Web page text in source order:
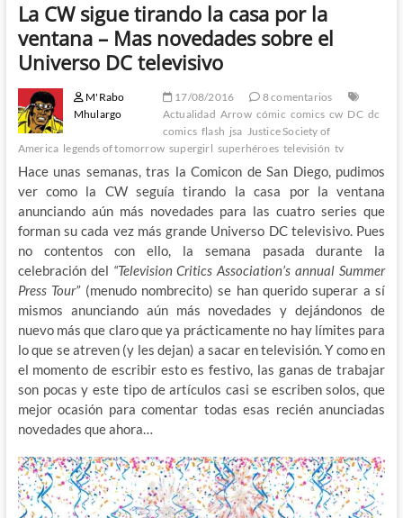
La CW sigue tirando la casa por la
ventana – Mas novedades sobre el
Universo DC televisivo
M'Rabo
Mhulargo
17/08/2016
8 comentarios
Actualidad Arrow cómic comics cw DC dc
comics flash jsa Justice Society of
America legends of tomorrow supergirl superhéroes televisión tv
Hace unas semanas, tras la Comicon de San Diego, pudimos
ver como la CW seguía tirando la casa por la ventana
anunciando aún más novedades para las cuatro series que
forman su cada vez más grande Universo DC televisivo. Pues
no contentos con ello, la semana pasada durante la
celebración del “Television Critics Association’s annual Summer
Press Tour”(menudo nombrecito) se han querido superar a sí
mismos anunciando aún más novedades y dejándonos de
nuevo más que claro que ya prácticamente no hay límites para
lo que se atreven (y les dejan) a sacar en televisión. Y como en
el momento de escribir esto es festivo, las ganas de trabajar
son pocas y este tipo de artículos casi se escriben solos, que
mejor ocasión para comentar todas esas recién anunciadas
novedades que ahora…